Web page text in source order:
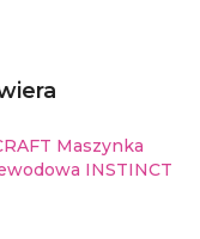
Maszynka
INSTINCT